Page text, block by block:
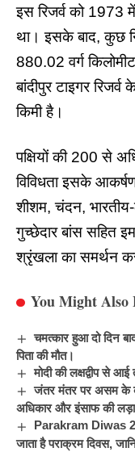
इस रिजर्व को 1973
था। इसके बाद, कुछ
880.02 वर्ग
बांदीपुर टाइगर
किमी है।
पक्षियों की 200 से
विविधता इसके
शीशम, चंदन, भारतीय-
गुच्छेदार बांस सहित
श्रृंखला का समर्थन
You Might Also
चमत्कार हुआ दो दिन
पिता की मौत।
मोदी की लक्षद्वीप से
जंतर मंतर पर असम के
अधिकार और इंसाफ की
Parakram Diwas
जाता है पराक्रम दिवस,